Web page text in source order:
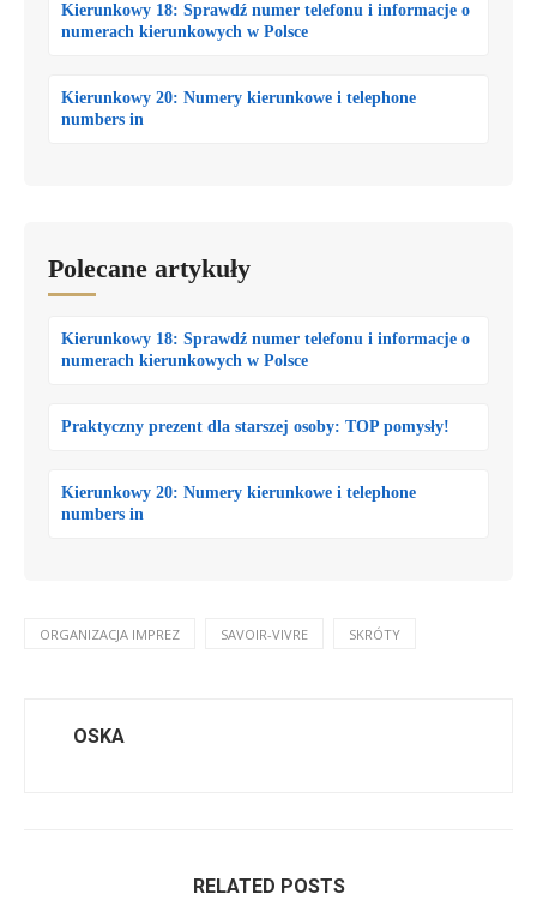
Kierunkowy 18: Sprawdź numer telefonu i informacje o
numerach kierunkowych w Polsce
Kierunkowy 20: Numery kierunkowe i telephone
numbers in
Polecane artykuły
Kierunkowy 18: Sprawdź numer telefonu i informacje o
numerach kierunkowych w Polsce
Praktyczny prezent dla starszej osoby: TOP pomysły!
Kierunkowy 20: Numery kierunkowe i telephone
numbers in
ORGANIZACJA IMPREZ SAVOIR-VIVRE SKRÓTY
OSKA
RELATED POSTS